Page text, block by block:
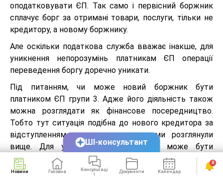
оподатковувати ЄП. Так само і первісний боржник
сплачує борг за отримані товари, послуги, тільки не
кредитору, а новому боржнику.
Але оскільки податкова служба вважає інакше, для
уникнення непорозумінь платникам ЄП операції
переведення боргу доречно уникати.
Під питанням, чи може новий боржник бути
платником ЄП групи 3. Адже його діяльність також
можна розглядати як фінансове посередництво.
Тобто тут ситуація подібна до нового кредитора за
відступленням права вимоги, яку ми розглянули
вище. Для уникнення непорозумінь може бути
доречним отримати індивідуальну податкову
консультацію.
Новини Головна
Консультаці
ї
Документи Календар Сервіси
0
ШІ-консультант